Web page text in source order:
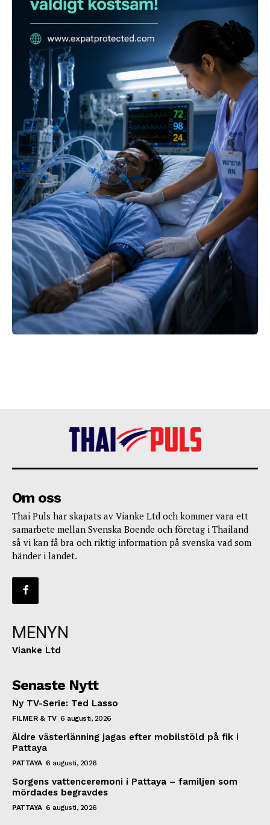
Om oss
Thai Puls har skapats av Vianke Ltd och kommer vara ett
samarbete mellan Svenska Boende och företag i Thailand
så vi kan få bra och riktig information på svenska vad som
händer i landet.
MENYN
Vianke Ltd
Senaste Nytt
Ny TV-Serie: Ted Lasso
FILMER & TV 6 augusti, 2026
Äldre västerlänning jagas efter mobilstöld på fik i
Pattaya
PATTAYA 6 augusti, 2026
Sorgens vattenceremoni i Pattaya – familjen som
mördades begravdes
PATTAYA 6 augusti, 2026